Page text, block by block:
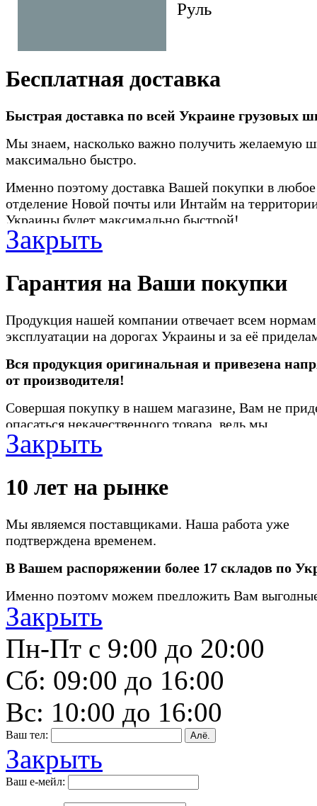
Руль
Бесплатная доставка
Быстрая доставка по всей Украине грузовых
Мы знаем, насколько важно получить желаемую
максимально быстро.
Именно поэтому доставка Вашей покупки в любое
отделение Новой почты или Интайм на
Украины будет максимально быстрой!
Грузовые шины мы можем доставить прямо на
Закрыть
Гарантия на Ваши покупки
Продукция нашей компании отвечает всем нормам
эксплуатации на дорогах Украины и за её
Вся продукция оригинальная и привезена
от производителя!
Совершая покупку в нашем магазине, Вам не
опасаться некачественного товара, ведь мы
предоставляем гарантию на всю продукцию.
Закрыть
10 лет на рынке
Мы являемся поставщиками. Наша работа уже
подтверждена временем.
В Вашем распоряжении более 17 складов по
Именно поэтому можем предложить Вам
Выбирайте!
Закрыть
Пн-Пт с 9:00 до 20:00
Сб: 09:00 до 16:00
Вс: 10:00 до 16:00
Ваш тел: Алё.
Закрыть
Ваш е-мейл: